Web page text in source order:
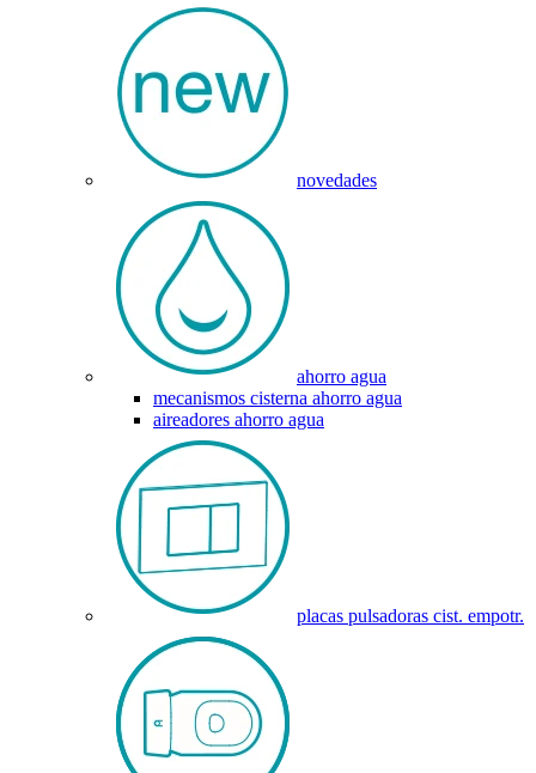
novedades
ahorro agua
mecanismos cisterna ahorro agua
aireadores ahorro agua
placas pulsadoras cist. empotr.